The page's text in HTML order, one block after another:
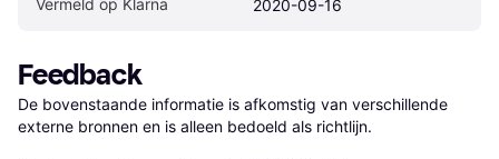
Vermeld op Klarna 2020-09-16
Feedback
De bovenstaande informatie is afkomstig van verschillende
externe bronnen en is alleen bedoeld als richtlijn.